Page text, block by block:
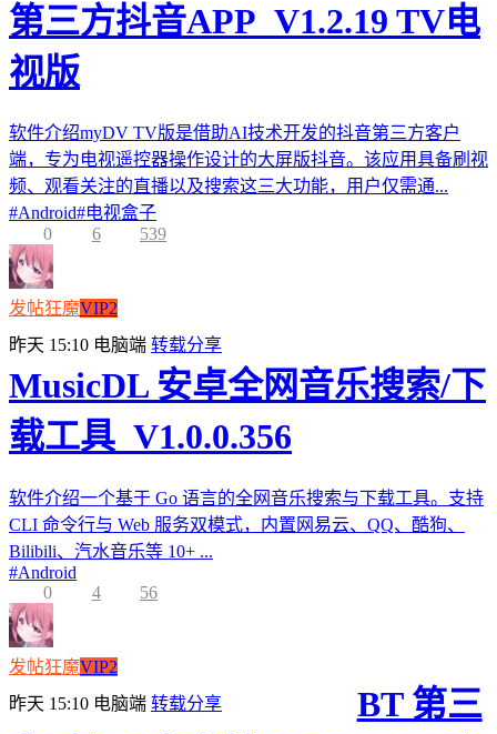
第三方抖音APP_V1.2.19 TV电
视版
软件介绍myDV TV版是借助AI技术开发的抖音第三方客户
端，专为电视遥控器操作设计的大屏版抖音。该应用具备刷视
频、观看关注的直播以及搜索这三大功能，用户仅需通...
#Android#电视盒子
0
6 539
发帖狂魔VIP2
昨天 15:10 电脑端 转载分享
MusicDL 安卓全网音乐搜索/下
载工具_V1.0.0.356
软件介绍一个基于 Go 语言的全网音乐搜索与下载工具。支持
CLI 命令行与 Web 服务双模式，内置网易云、QQ、酷狗、
Bilibili、汽水音乐等 10+ ...
#Android
0
4 56
发帖狂魔VIP2
昨天 15:10 电脑端 转载分享
BT 第三